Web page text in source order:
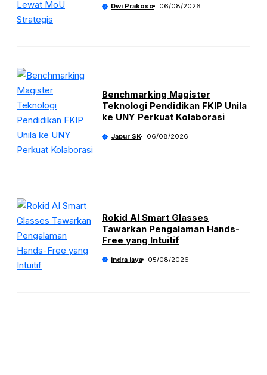
Dwi Prakoso 06/08/2026
Benchmarking Magister
Teknologi Pendidikan FKIP Unila
ke UNY Perkuat Kolaborasi
Japur SK 06/08/2026
Rokid AI Smart Glasses
Tawarkan Pengalaman Hands-
Free yang Intuitif
indra jaya 05/08/2026